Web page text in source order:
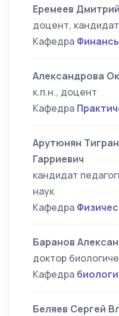
Еремеев
доцент,
Кафедра
Александрова
к.п.н., доцент
Кафедра
Арутюнян Тигран
Гарриевич
кандидат
наук
Кафедра
Баранов
доктор
Кафедра
Беляев Сергей